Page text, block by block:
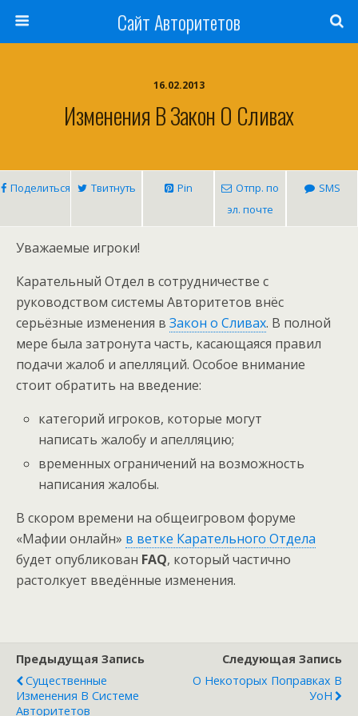
Сайт Авторитетов
16.02.2013
Изменения В Закон О Сливах
Поделиться Твитнуть Pin
Отпр. по
эл. почте
SMS
Уважаемые игроки!
Карательный Отдел в сотрудничестве с
руководством системы Авторитетов внёс
серьёзные изменения в Закон о Сливах. В полной
мере была затронута часть, касающаяся правил
подачи жалоб и апелляций. Особое внимание
стоит обратить на введение:
категорий игроков, которые могут
написать жалобу и апелляцию;
временных ограничений на возможность
написания жалобы.
В скором времени на общеигровом форуме
«Мафии онлайн» в ветке Карательного Отдела
будет опубликован FAQ, который частично
растолкует введённые изменения.
Предыдущая Запись
Существенные
Изменения В Системе
Авторитетов
Следующая Запись
О Некоторых Поправках В
УоН